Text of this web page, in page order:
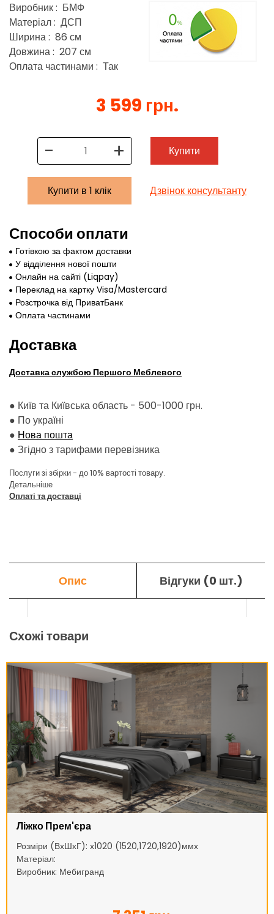
Виробник : БМФ
Матеріал : ДСП
Ширина : 86 см
Довжина : 207 см
Оплата частинами : Так
3 599 грн.
- + Купити
Купити в 1 клік Дзвінок консультанту
Способи оплати
Готівкою за фактом доставки
У відділення нової пошти
Онлайн на сайті (Liqpay)
Переклад на картку Visa/Mastercard
Розстрочка від ПриватБанк
Оплата частинами
Доставка
Доставка службою Першого Меблевого
● Київ та Київська область - 500-1000 грн.
● По україні
● Нова пошта
● Згідно з тарифами перевізника
Послуги зі збірки - до 10% вартості товару.
Детальніше
Оплаті та доставці
Опис Відгуки (0 шт.)
Схожі товари
Ліжко Прем'єра
Розміри (ВхШхГ): х1020 (1520,1720,1920)ммх
Матеріал:
Виробник: Мебигранд